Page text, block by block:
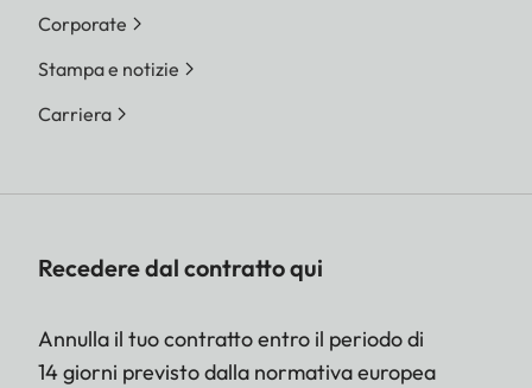
Corporate
Stampa e notizie
Carriera
Recedere dal contratto qui
Annulla il tuo contratto entro il periodo di
14 giorni previsto dalla normativa europea